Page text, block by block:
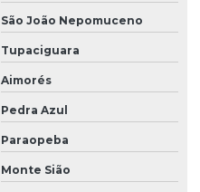
São João Nepomuceno
Tupaciguara
Aimorés
Pedra Azul
Paraopeba
Monte Sião